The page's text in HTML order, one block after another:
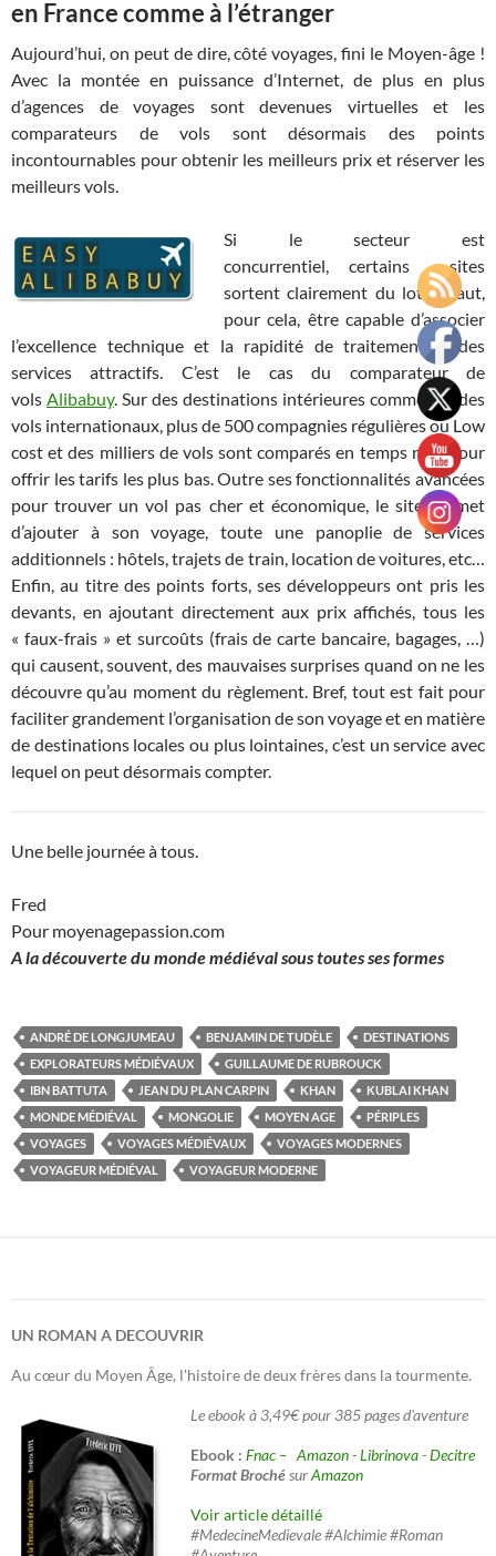
en France comme à l’étranger
Aujourd’hui, on peut de dire, côté voyages, fini le Moyen-âge !
Avec la montée en puissance d’Internet, de plus en plus
d’agences de voyages sont devenues virtuelles et les
comparateurs de vols sont désormais des points
incontournables pour obtenir les meilleurs prix et réserver les
meilleurs vols.
Si le secteur est
concurrentiel, certains sites
sortent clairement du lot. Il faut,
pour cela, être capable d’associer
l’excellence technique et la rapidité de traitement, à des
services attractifs. C’est le cas du comparateur de
vols Alibabuy. Sur des destinations intérieures comme sur des
vols internationaux, plus de 500 compagnies régulières ou Low
cost et des milliers de vols sont comparés en temps réel, pour
offrir les tarifs les plus bas. Outre ses fonctionnalités avancées
pour trouver un vol pas cher et économique, le site permet
d’ajouter à son voyage, toute une panoplie de services
additionnels : hôtels, trajets de train, location de voitures, etc…
Enfin, au titre des points forts, ses développeurs ont pris les
devants, en ajoutant directement aux prix affichés, tous les
« faux-frais » et surcoûts (frais de carte bancaire, bagages, …)
qui causent, souvent, des mauvaises surprises quand on ne les
découvre qu’au moment du règlement. Bref, tout est fait pour
faciliter grandement l’organisation de son voyage et en matière
de destinations locales ou plus lointaines, c’est un service avec
lequel on peut désormais compter.
Une belle journée à tous.
Fred
Pour moyenagepassion.com
A la découverte du monde médiéval sous toutes ses formes
ANDRÉ DE LONGJUMEAU BENJAMIN DE TUDÈLE
DESTINATIONS
EXPLORATEURS MÉDIÉVAUX
GUILLAUME DE RUBROUCK
IBN BATTUTA
JEAN DU PLAN CARPIN KHAN
KUBLAI KHAN
MONDE MÉDIÉVAL
MONGOLIE MOYEN AGE
PÉRIPLES
VOYAGES
VOYAGES MÉDIÉVAUX
VOYAGES MODERNES
VOYAGEUR MÉDIÉVAL
VOYAGEUR MODERNE
UN ROMAN A DECOUVRIR
Au cœur du Moyen Âge, l'histoire de deux frères dans la tourmente.
Le ebook à 3,49€ pour 385 pages d'aventure
Ebook : Fnac – Amazon-Librinova-Decitre
Format BrochésurAmazon
Voir article détaillé
#MedecineMedievale #Alchimie #Roman